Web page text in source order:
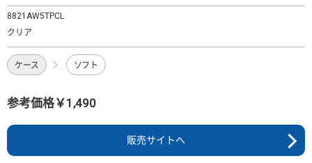
8821AW5TPCL
クリア
ケース ソフト
参考価格￥1,490
販売サイトへ